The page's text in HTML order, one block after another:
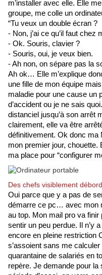
m’installer avec elle. Elle
groupe, me colle un
“Tu veux un double écran ?
- Non, j’ai ce qu’il faut chez
- Ok. Souris, clavier ?
- Souris, oui, je veux bien.
- Ah non, on sépare pas la
Ah ok… Elle m’explique
une fille de mon équipe
maladie pour une cause un
d’accident ou je ne sais
distanciel jusqu’à son arrêt
clairement, elle va être
définitivement. Ok donc ma
mon premier jour, chouette.
ma place pour “configurer
Des chefs visiblement
Oui parce que y a pas de
démarre ce pc… avec mon
au top. Mon mail pro va
sentir un peu perdue. Il n’y
encore en pleine restriction
s’assoient sans me
quarantaine de salariés en
repère. Je demande pour la